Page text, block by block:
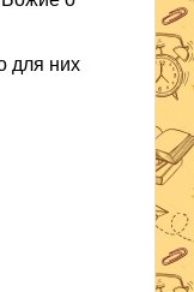
для них